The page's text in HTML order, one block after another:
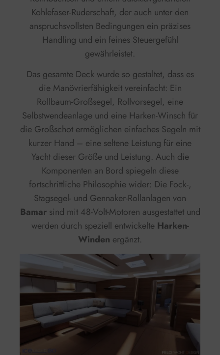
Kohlefaser-Ruderschaft, der auch unter den
anspruchsvollsten Bedingungen ein präzises
Handling und ein feines Steuergefühl
gewährleistet.
Das gesamte Deck wurde so gestaltet, dass es
die Manövrierfähigkeit vereinfacht: Ein
Rollbaum-Großsegel, Rollvorsegel, eine
Selbstwendeanlage und eine Harken-Winsch für
die Großschot ermöglichen einfaches Segeln mit
kurzer Hand – eine seltene Leistung für eine
Yacht dieser Größe und Leistung. Auch die
Komponenten an Bord spiegeln diese
fortschrittliche Philosophie wider: Die Fock-,
Stagsegel- und Gennaker-Rollanlagen von
Bamar sind mit 48-Volt-Motoren ausgestattet und
werden durch speziell entwickelte Harken-
Winden ergänzt.